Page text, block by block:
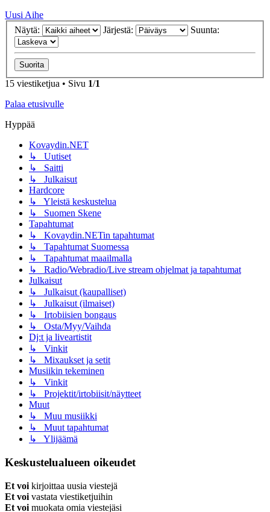
Uusi Aihe
Näytä:
Järjestä: Suunta:
15 viestiketjua • Sivu 1/1
Palaa etusivulle
Hyppää
Kovaydin.NET
↳ Uutiset
↳ Saitti
↳ Julkaisut
Hardcore
↳ Yleistä keskustelua
↳ Suomen Skene
Tapahtumat
↳ Kovaydin.NETin tapahtumat
↳ Tapahtumat Suomessa
↳ Tapahtumat maailmalla
↳ Radio/Webradio/Live stream ohjelmat ja tapahtumat
Julkaisut
↳ Julkaisut (kaupalliset)
↳ Julkaisut (ilmaiset)
↳ Irtobiisien bongaus
↳ Osta/Myy/Vaihda
Dj:t ja liveartistit
↳ Vinkit
↳ Mixaukset ja setit
Musiikin tekeminen
↳ Vinkit
↳ Projektit/irtobiisit/näytteet
Muut
↳ Muu musiikki
↳ Muut tapahtumat
↳ Ylijäämä
Keskustelualueen oikeudet
Et voi kirjoittaa uusia viestejä
Et voi vastata viestiketjuihin
Et voi muokata omia viestejäsi